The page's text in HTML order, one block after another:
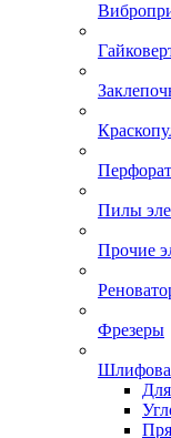
Пилы
Прочие
Фрезеры